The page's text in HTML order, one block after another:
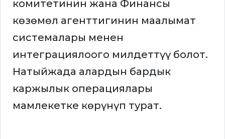
комитетинин жана Финансы
көзөмөл агенттигинин маалымат
системалары менен
интеграциялоого милдеттүү болот.
Натыйжада алардын бардык
каржылык операциялары
мамлекетке көрүнүп турат.